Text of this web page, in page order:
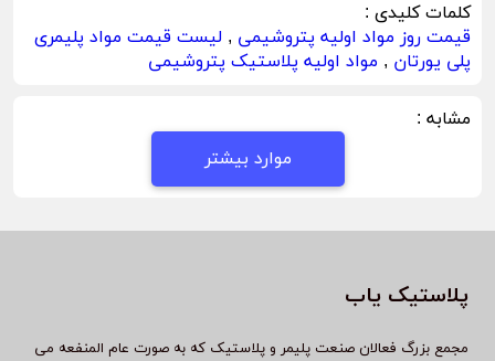
کلمات کلیدی :
قیمت روز مواد اولیه پتروشیمی , لیست قیمت مواد پلیمری
پلی یورتان , مواد اولیه پلاستیک پتروشیمی
مشابه :
موارد بیشتر
پلاستیک یاب
مجمع بزرگ فعالان صنعت پلیمر و پلاستیک که به صورت عام المنفعه می